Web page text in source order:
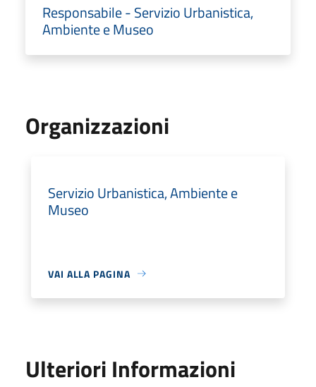
Responsabile - Servizio Urbanistica,
Ambiente e Museo
Organizzazioni
Servizio Urbanistica, Ambiente e
Museo
VAI ALLA PAGINA
Ulteriori Informazioni